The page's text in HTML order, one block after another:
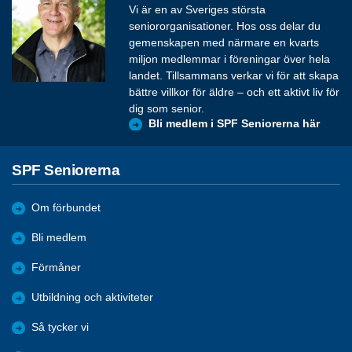
Vi är en av Sveriges största
seniororganisationer. Hos oss delar du
gemenskapen med närmare en kvarts
miljon medlemmar i föreningar över hela
landet. Tillsammans verkar vi för att skapa
bättre villkor för äldre – och ett aktivt liv för
dig som senior.
Bli medlem i SPF Seniorerna här
SPF Seniorerna
Om förbundet
Bli medlem
Förmåner
Utbildning och aktiviteter
Så tycker vi